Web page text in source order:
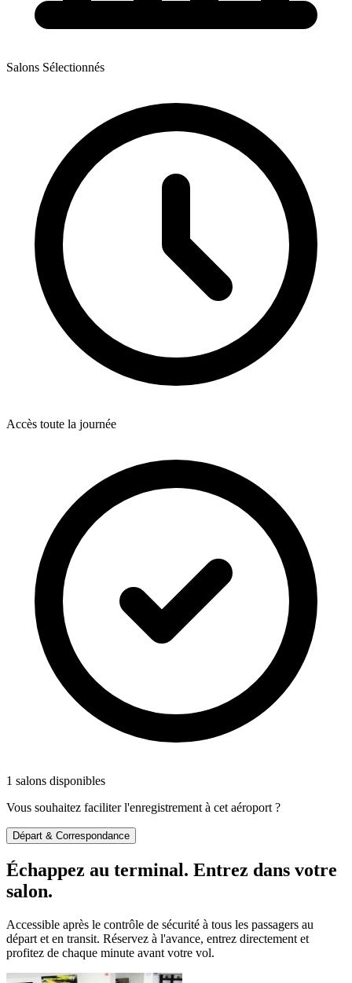
Salons Sélectionnés
Accès toute la journée
1 salons disponibles
Vous souhaitez faciliter l'enregistrement à cet aéroport ?
Départ & Correspondance
Échappez au terminal. Entrez dans votre
salon.
Accessible après le contrôle de sécurité à tous les passagers au
départ et en transit. Réservez à l'avance, entrez directement et
profitez de chaque minute avant votre vol.